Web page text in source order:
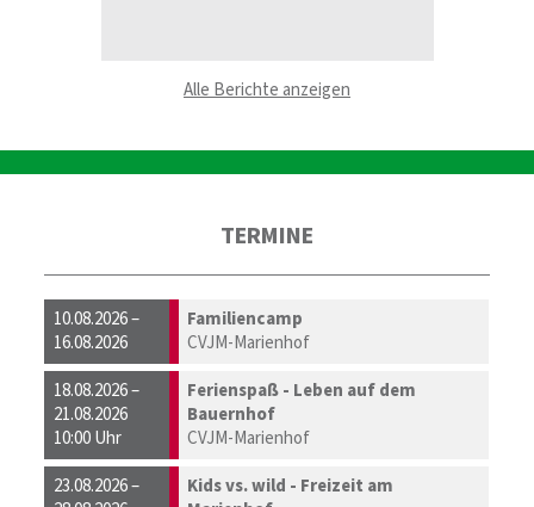
Alle Berichte anzeigen
TERMINE
10.08.2026 –
16.08.2026
Familiencamp
CVJM-Marienhof
18.08.2026 –
21.08.2026
10:00 Uhr
Ferienspaß - Leben auf dem
Bauernhof
CVJM-Marienhof
23.08.2026 –
Kids vs. wild - Freizeit am